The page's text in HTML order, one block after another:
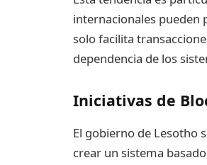
internacionales pueden
solo facilita
dependencia de los
Iniciativas de
El gobierno de Lesotho
crear un sistema